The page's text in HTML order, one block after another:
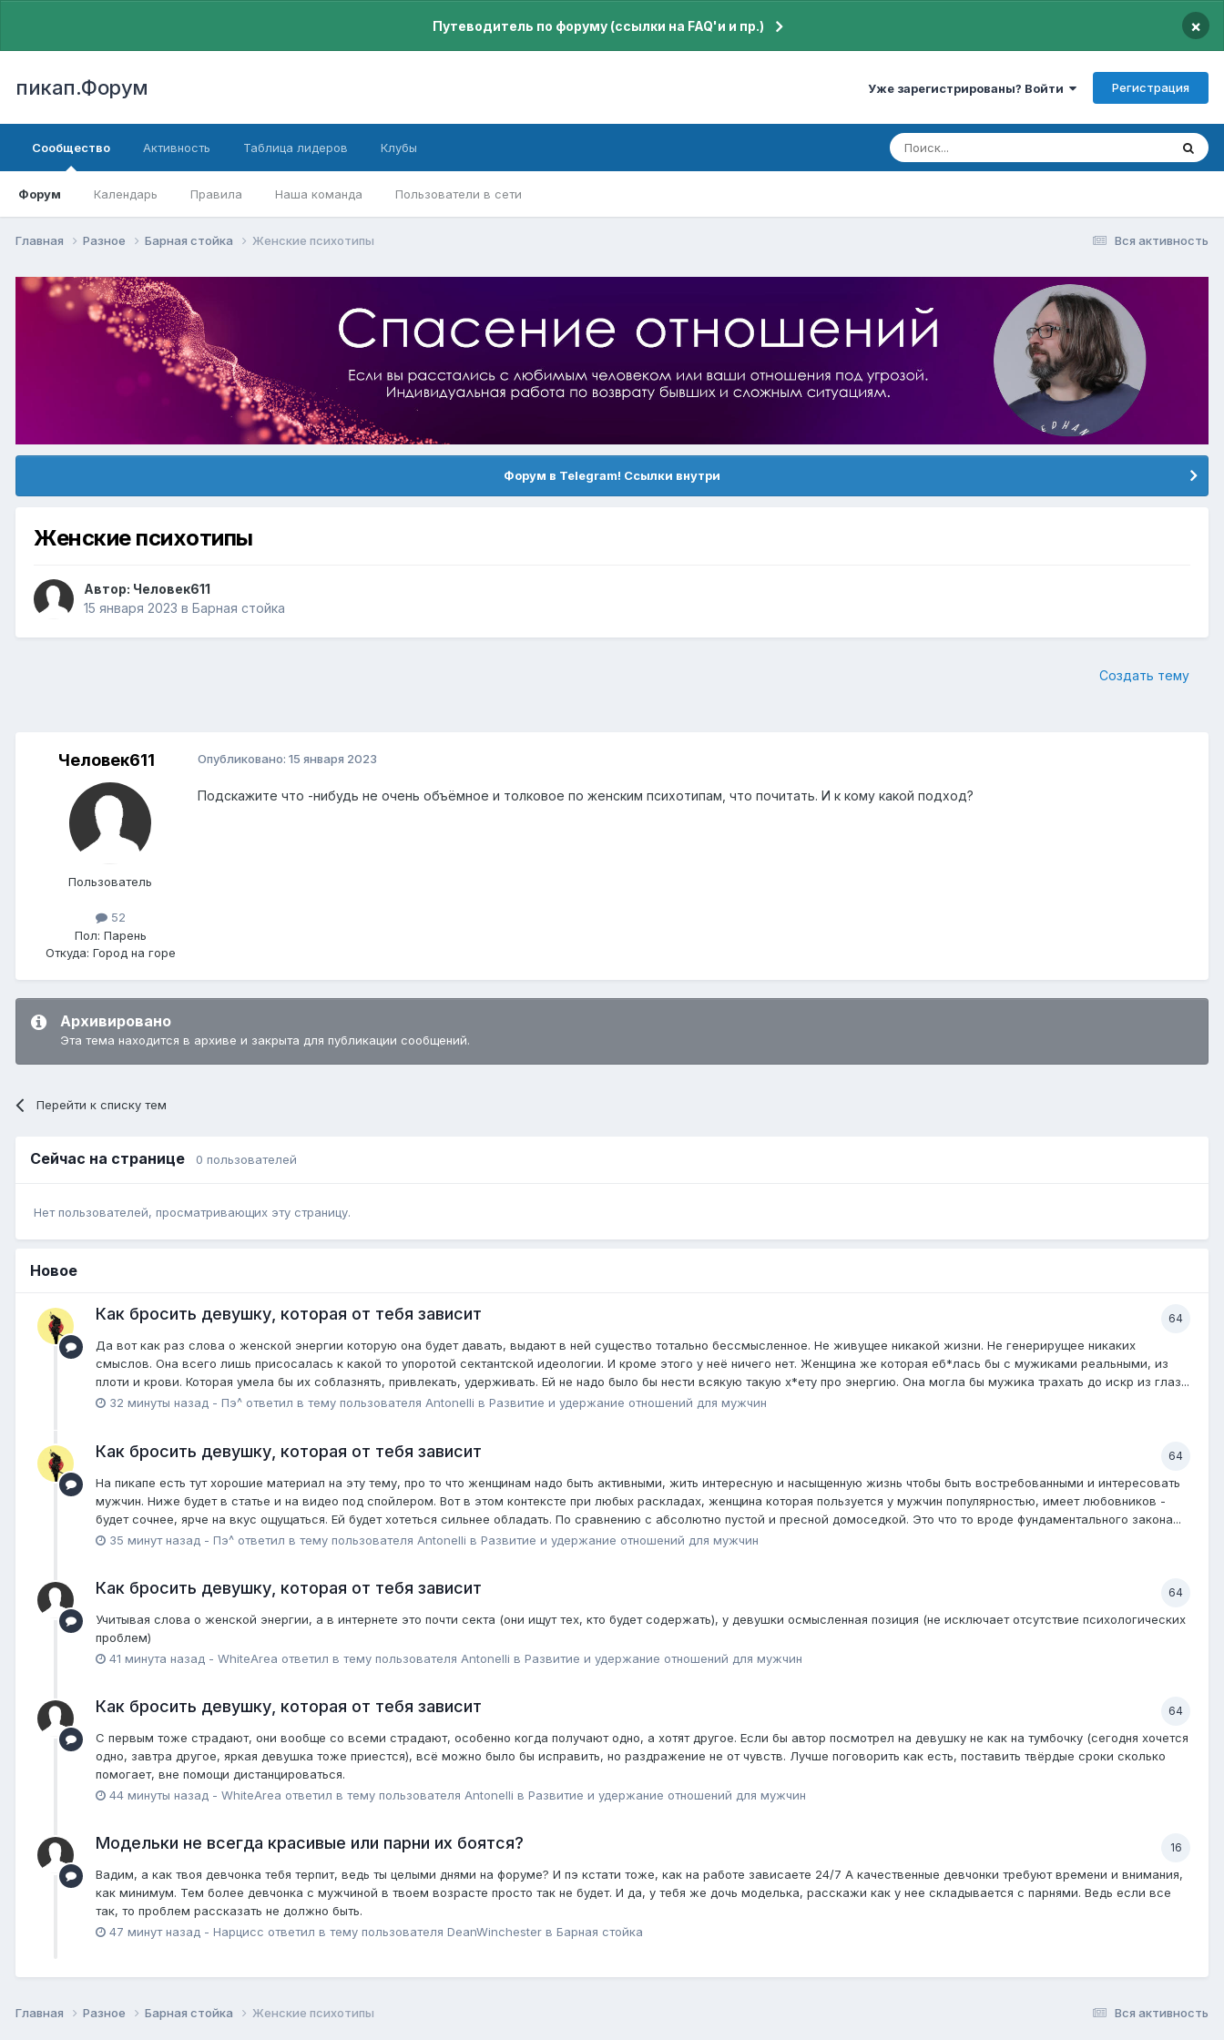
Путеводитель по форуму (ссылки на FAQ'и и пр.) ×
пикап.Форум Уже зарегистрированы? Войти Регистрация
Сообщество
Форум Календарь Правила Наша команда Пользователи в сети
Активность Таблица лидеров Клубы
Вся активность
Главная Разное Барная стойка Женские психотипы
Форум в Telegram! Ссылки внутри
Женские психотипы
Автор: Человек611
15 января 2023 в Барная стойка
Создать тему
Человек611
Пользователь
52
Пол: Парень
Откуда: Город на горе
Опубликовано: 15 января 2023
Подскажите что -нибудь не очень объёмное и толковое по женским психотипам, что почитать. И к кому какой подход?
Архивировано
Эта тема находится в архиве и закрыта для публикации сообщений.
Перейти к списку тем
Сейчас на странице 0 пользователей
Нет пользователей, просматривающих эту страницу.
Новое
64
Как бросить девушку, которая от тебя зависит
Да вот как раз слова о женской энергии которую она будет давать, выдают в ней существо тотально бессмысленное. Не живущее никакой жизни. Не генерирущее никаких
смыслов. Она всего лишь присосалась к какой то упоротой сектантской идеологии. И кроме этого у неё ничего нет. Женщина же которая еб*лась бы с мужиками реальными, из
плоти и крови. Которая умела бы их соблазнять, привлекать, удерживать. Ей не надо было бы нести всякую такую х*ету про энергию. Она могла бы мужика трахать до искр из глаз...
32 минуты назад - Пэ^ ответил в тему пользователя Antonelli в Pазвитие и удержание отношений для мужчин
64
Как бросить девушку, которая от тебя зависит
На пикапе есть тут хорошие материал на эту тему, про то что женщинам надо быть активными, жить интересную и насыщенную жизнь чтобы быть востребованными и интересовать
мужчин. Ниже будет в статье и на видео под спойлером. Вот в этом контексте при любых раскладах, женщина которая пользуется у мужчин популярностью, имеет любовников -
будет сочнее, ярче на вкус ощущаться. Ей будет хотеться сильнее обладать. По сравнению с абсолютно пустой и пресной домоседкой. Это что то вроде фундаментального закона...
35 минут назад - Пэ^ ответил в тему пользователя Antonelli в Pазвитие и удержание отношений для мужчин
64
Как бросить девушку, которая от тебя зависит
Учитывая слова о женской энергии, а в интернете это почти секта (они ищут тех, кто будет содержать), у девушки осмысленная позиция (не исключает отсутствие психологических
проблем)
41 минута назад - WhiteArea ответил в тему пользователя Antonelli в Pазвитие и удержание отношений для мужчин
64
Как бросить девушку, которая от тебя зависит
С первым тоже страдают, они вообще со всеми страдают, особенно когда получают одно, а хотят другое. Если бы автор посмотрел на девушку не как на тумбочку (сегодня хочется
одно, завтра другое, яркая девушка тоже приестся), всё можно было бы исправить, но раздражение не от чувств. Лучше поговорить как есть, поставить твёрдые сроки сколько
помогает, вне помощи дистанцироваться.
44 минуты назад - WhiteArea ответил в тему пользователя Antonelli в Pазвитие и удержание отношений для мужчин
16
Модельки не всегда красивые или парни их боятся?
Вадим, а как твоя девчонка тебя терпит, ведь ты целыми днями на форуме? И пэ кстати тоже, как на работе зависаете 24/7 А качественные девчонки требуют времени и внимания,
как минимум. Тем более девчонка с мужчиной в твоем возрасте просто так не будет. И да, у тебя же дочь моделька, расскажи как у нее складывается с парнями. Ведь если все
так, то проблем рассказать не должно быть.
47 минут назад - Нарцисс ответил в тему пользователя DeanWinchester в Барная стойка
Вся активность
Главная Разное Барная стойка Женские психотипы